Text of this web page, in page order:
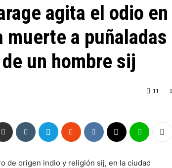
agita el odio en
muerte a puñaladas
un hombre sij
11
de origen indio y religión sij, en la ciudad